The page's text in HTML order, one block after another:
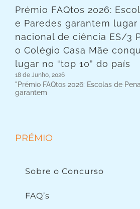
Prémio FAQtos 2026:
e Paredes garantem
nacional de ciência ES/3
o Colégio Casa Mãe
lugar no “top 10” do país
18 de Junho, 2026
"Prémio FAQtos 2026: Escolas de
garantem
PRÉMIO
Sobre o Concurso
FAQ’s